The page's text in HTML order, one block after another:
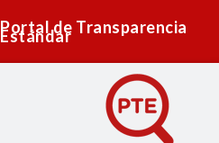
Portal de Transparencia
Estándar